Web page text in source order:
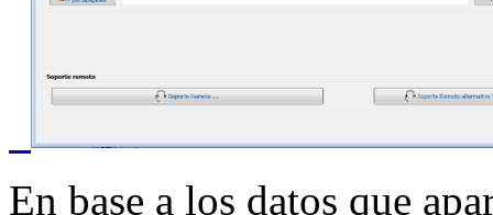
En base a los datos que